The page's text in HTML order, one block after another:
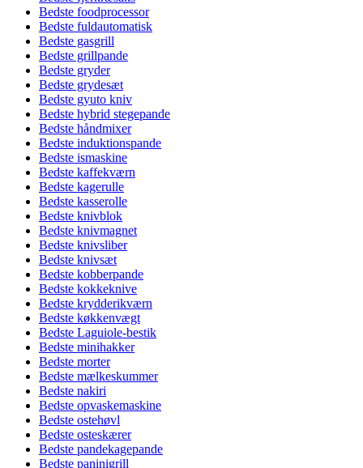
Bedste foodprocessor
Bedste fuldautomatisk
Bedste gasgrill
Bedste grillpande
Bedste gryder
Bedste grydesæt
Bedste gyuto kniv
Bedste hybrid stegepande
Bedste håndmixer
Bedste induktionspande
Bedste ismaskine
Bedste kaffekværn
Bedste kagerulle
Bedste kasserolle
Bedste knivblok
Bedste knivmagnet
Bedste knivsliber
Bedste knivsæt
Bedste kobberpande
Bedste kokkeknive
Bedste krydderikværn
Bedste køkkenvægt
Bedste Laguiole-bestik
Bedste minihakker
Bedste morter
Bedste mælkeskummer
Bedste nakiri
Bedste opvaskemaskine
Bedste ostehøvl
Bedste osteskærer
Bedste pandekagepande
Bedste paninigrill